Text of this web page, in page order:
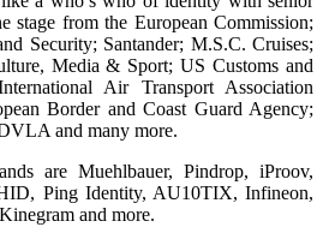
stage from the European Commission;
Security; Santander; M.S.C. Cruises;
Media & Sport; US Customs and
Air Transport Association
Border and Coast Guard Agency;
and many more.
are Muehlbauer, Pindrop, iProov,
Ping Identity, AU10TIX, Infineon,
and more.